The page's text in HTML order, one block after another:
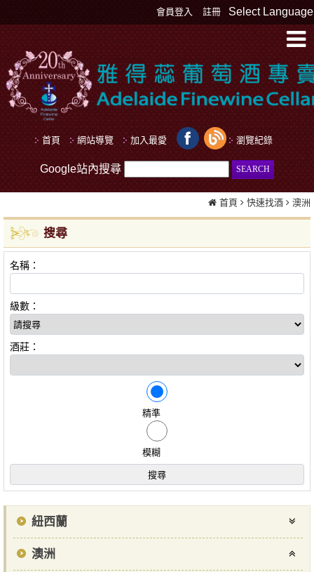
Select Language
會員登入 註冊
首頁 網站導覽 加入最愛 瀏覽紀錄
Google站內搜尋
首頁 快速找酒 澳洲
搜尋
名稱：
級數：
酒莊：
精準
模糊
紐西蘭
澳洲